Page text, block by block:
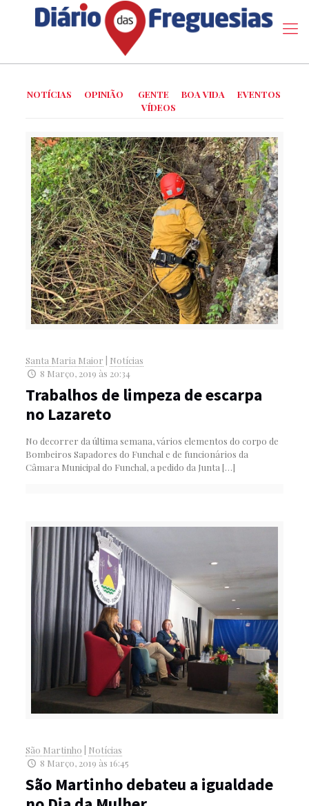
NOTÍCIAS OPINIÃO GENTE BOA VIDA
EVENTOS
VÍDEOS
Santa Maria Maior
Notícias
8 Março, 2019 às 20:34
Trabalhos de limpeza de escarpa
no Lazareto
No decorrer da última semana, vários elementos do corpo de
Bombeiros Sapadores do Funchal e de funcionários da
Câmara Municipal do Funchal, a pedido da Junta […]
São Martinho
Notícias
8 Março, 2019 às 16:45
São Martinho debateu a igualdade